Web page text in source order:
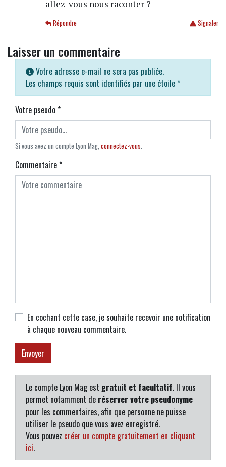
allez-vous nous raconter ?
Signaler
Répondre
Laisser un commentaire
Votre adresse e-mail ne sera pas publiée.
Les champs requis sont identifiés par une étoile *
Votre pseudo*
Si vous avez un compte Lyon Mag, connectez-vous.
Commentaire*
En cochant cette case, je souhaite recevoir une notification
à chaque nouveau commentaire.
Le compte Lyon Mag est gratuit et facultatif. Il vous
permet notamment de réserver votre pseudonyme
pour les commentaires, afin que personne ne puisse
utiliser le pseudo que vous avez enregistré.
Vous pouvez créer un compte gratuitement en cliquant
ici.